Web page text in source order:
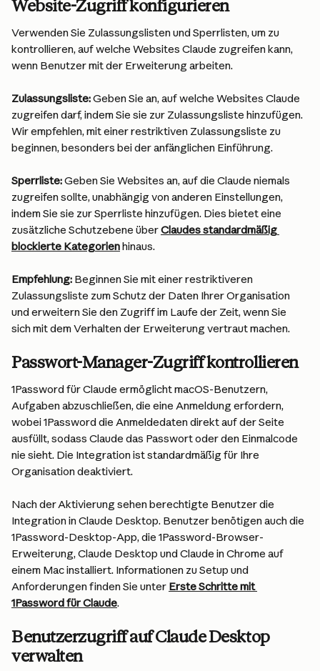
Website-Zugriff konfigurieren
Verwenden Sie Zulassungslisten und Sperrlisten, um zu
kontrollieren, auf welche Websites Claude zugreifen kann,
wenn Benutzer mit der Erweiterung arbeiten.
Zulassungsliste: Geben Sie an, auf welche Websites Claude
zugreifen darf, indem Sie sie zur Zulassungsliste hinzufügen.
Wir empfehlen, mit einer restriktiven Zulassungsliste zu
beginnen, besonders bei der anfänglichen Einführung.
Sperrliste: Geben Sie Websites an, auf die Claude niemals
zugreifen sollte, unabhängig von anderen Einstellungen,
indem Sie sie zur Sperrliste hinzufügen. Dies bietet eine
zusätzliche Schutzebene über Claudes standardmäßig
blockierte Kategorien hinaus.
Empfehlung: Beginnen Sie mit einer restriktiveren
Zulassungsliste zum Schutz der Daten Ihrer Organisation
und erweitern Sie den Zugriff im Laufe der Zeit, wenn Sie
sich mit dem Verhalten der Erweiterung vertraut machen.
Passwort-Manager-Zugriff kontrollieren
1Password für Claude ermöglicht macOS-Benutzern,
Aufgaben abzuschließen, die eine Anmeldung erfordern,
wobei 1Password die Anmeldedaten direkt auf der Seite
ausfüllt, sodass Claude das Passwort oder den Einmalcode
nie sieht. Die Integration ist standardmäßig für Ihre
Organisation deaktiviert.
Nach der Aktivierung sehen berechtigte Benutzer die
Integration in Claude Desktop. Benutzer benötigen auch die
1Password-Desktop-App, die 1Password-Browser-
Erweiterung, Claude Desktop und Claude in Chrome auf
einem Mac installiert. Informationen zu Setup und
Anforderungen finden Sie unter Erste Schritte mit
1Password für Claude.
Benutzerzugriff auf Claude Desktop
verwalten